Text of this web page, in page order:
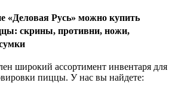
«Деловая Русь» можно купить
скрины, противни, ножи,
широкий ассортимент инвентаря для
пиццы. У нас вы найдете: